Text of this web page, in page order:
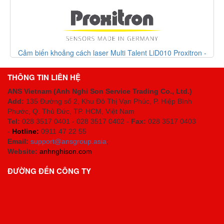
Cảm biến khoảng cách laser Multi Talent LiD010 Proxitron -
THÔNG TIN LIÊN HỆ
ANS Vietnam (Anh Nghi Son Service Trading Co., Ltd.)
Add: 135 Đường số 2, Khu Đô Thị Vạn Phúc, P. Hiệp Bình
Phước, Q. Thủ Đức, TP. HCM , Việt Nam
Tel: 028 3517 0401 - 028 3517 0402 - Fax: 028 3517 0403
- Hotline: 0911 47 22 55
Email: support@ansgroup.asia;
Website: anhnghison.com
ĐƯỜNG ĐẾN CÔNG TY